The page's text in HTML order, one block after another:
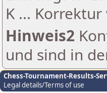
K ...
Hinweis2
und sind in
Chess-Tournament-Results-
Legal details/Terms of use